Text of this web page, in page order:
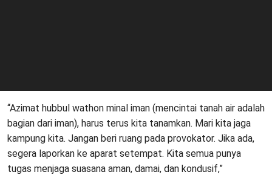
“Azimat hubbul wathon minal iman (mencintai tanah air adalah
bagian dari iman), harus terus kita tanamkan. Mari kita jaga
kampung kita. Jangan beri ruang pada provokator. Jika ada,
segera laporkan ke aparat setempat. Kita semua punya
tugas menjaga suasana aman, damai, dan kondusif,”